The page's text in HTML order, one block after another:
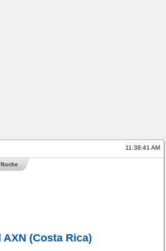
11:38:42 AM
Noche
AXN (Costa Rica)